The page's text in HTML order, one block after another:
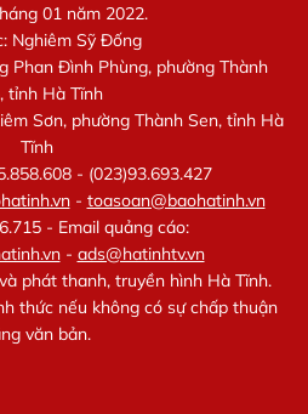
01 năm 2022.
Nghiêm Sỹ Đống
Phan Đình Phùng, phường Thành
tỉnh Hà Tĩnh
Sơn, phường Thành Sen, tỉnh Hà
Tĩnh
- (023)93.693.427
- toasoan@baohatinh.vn
- Email quảng cáo:
- ads@hatinhtv.vn
phát thanh, truyền hình Hà Tĩnh.
thức nếu không có sự chấp thuận
văn bản.